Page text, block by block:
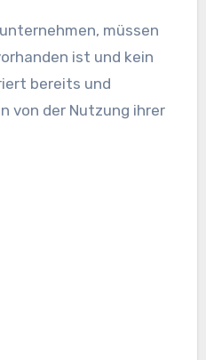
müssen
ist und kein
bereits und
von der Nutzung ihrer